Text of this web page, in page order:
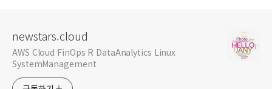
newstars.cloud
AWS Cloud FinOps R DataAnalytics Linux
SystemManagement